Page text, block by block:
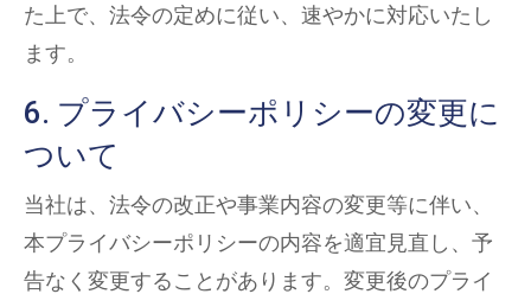
た上で、法令の定めに従い、速やかに対応いたし
ます。
6. プライバシーポリシーの変更に
ついて
当社は、法令の改正や事業内容の変更等に伴い、
本プライバシーポリシーの内容を適宜見直し、予
告なく変更することがあります。変更後のプライ